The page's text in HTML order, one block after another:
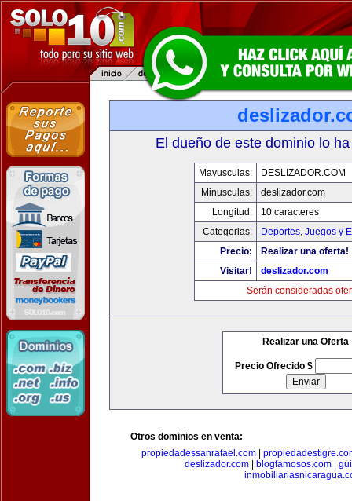
El dueño de este dominio lo
Mayusculas:
DESLIZADOR.COM
Minusculas:
deslizador.com
Longitud:
10 caracteres
Categorias:
Deportes, Juegos y
Precio:
Realizar una oferta!
Visitar!
deslizador.com
Serán consideradas
Realizar una Oferta
Precio Ofrecido $
Otros dominios en venta:
propiedadessanrafael.com
deslizador.com| blogfamosos.com|